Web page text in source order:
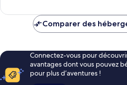
Comparer des
Connectez-vous pour
avantages dont vous pouvez
pour plus d’aventures !